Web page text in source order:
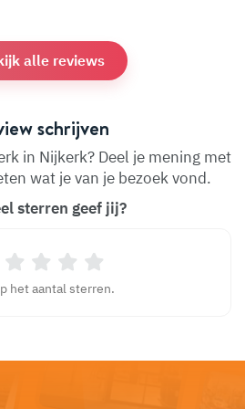
alle reviews
schrijven
in Nijkerk? Deel je mening met
wat je van je bezoek vond.
sterren geef jij?
het aantal sterren.